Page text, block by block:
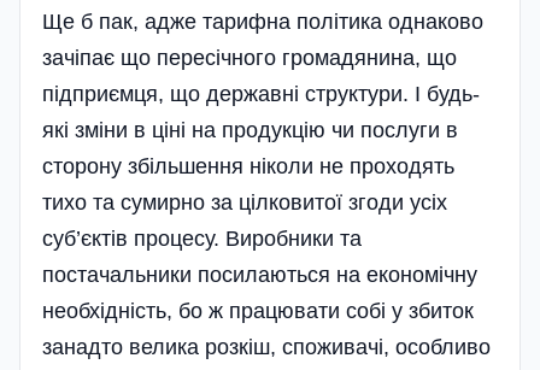
Ще б пак, адже тарифна політика однаково
зачіпає що пересічного громадянина, що
підприємця, що державні структури. І будь-
які зміни в ціні на продукцію чи послуги в
сторону збільшення ніколи не проходять
тихо та сумирно за цілковитої згоди усіх
суб’єктів процесу. Виробники та
постачальники посилаються на економічну
необхідність, бо ж працювати собі у збиток
занадто велика розкіш, споживачі, особливо